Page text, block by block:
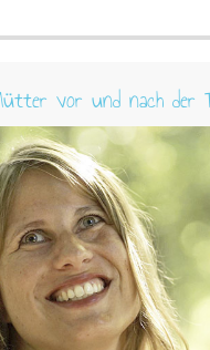
vor und nach der